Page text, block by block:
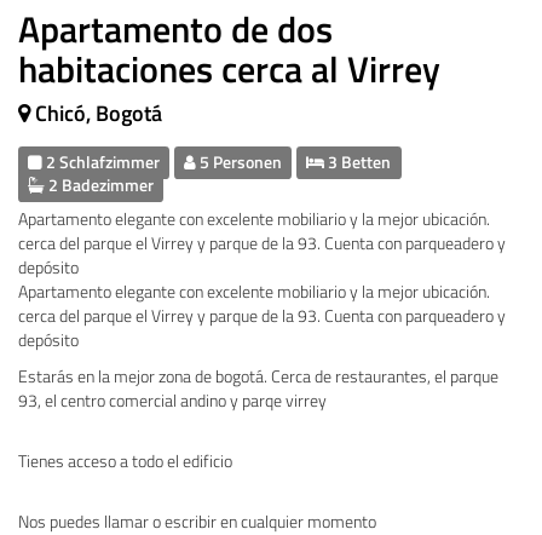
Apartamento de dos
habitaciones cerca al Virrey
Chicó, Bogotá
2 Schlafzimmer 5 Personen
3 Betten
2 Badezimmer
Apartamento elegante con excelente mobiliario y la mejor ubicación.
cerca del parque el Virrey y parque de la 93. Cuenta con parqueadero y
depósito
Apartamento elegante con excelente mobiliario y la mejor ubicación.
cerca del parque el Virrey y parque de la 93. Cuenta con parqueadero y
depósito
Estarás en la mejor zona de bogotá. Cerca de restaurantes, el parque
93, el centro comercial andino y parqe virrey
Tienes acceso a todo el edificio
Nos puedes llamar o escribir en cualquier momento